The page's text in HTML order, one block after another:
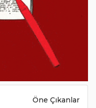
Öne Çıkanlar